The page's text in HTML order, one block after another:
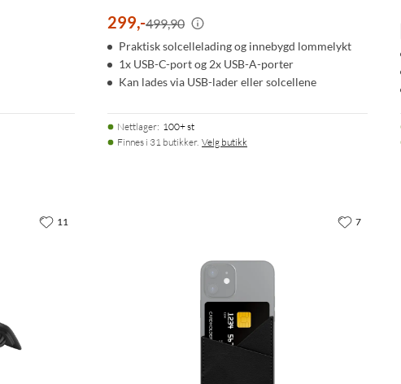
299,-499,90
Praktisk solcellelading og innebygd lommelykt
1x USB-C-port og 2x USB-A-porter
Kan lades via USB-lader eller solcellene
Nettlager: 100+ st
Finnes i 31 butikker. Velg butikk
11 7